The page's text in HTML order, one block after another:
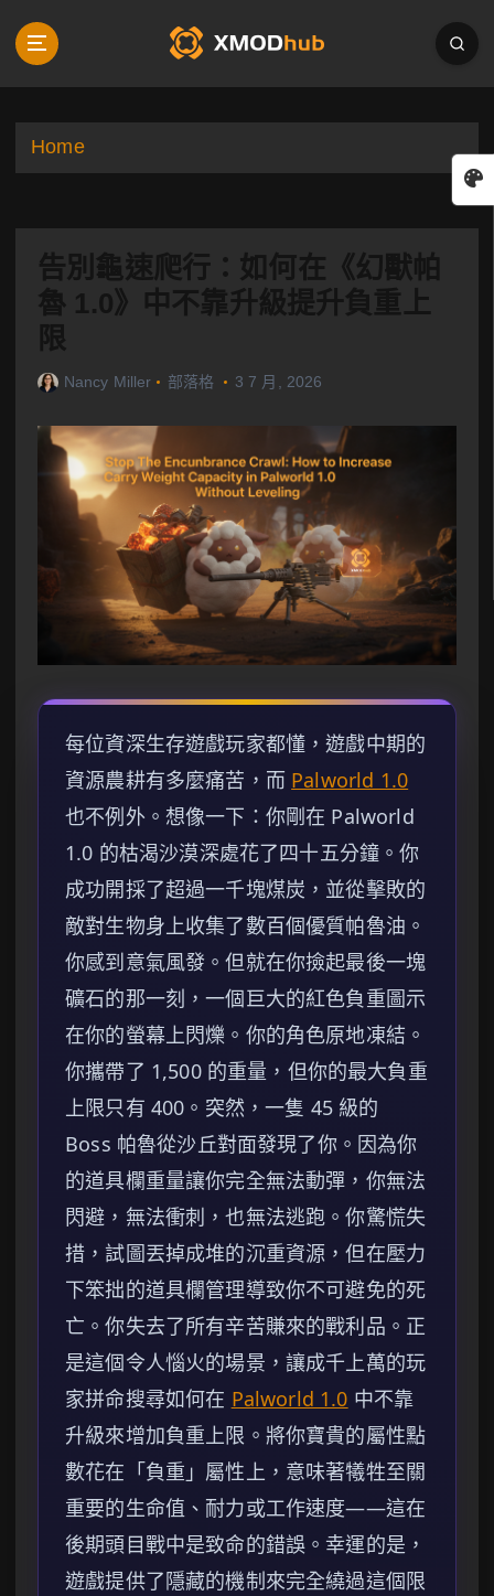
p
Home
告別龜速爬行：如何在《幻獸帕
魯 1.0》中不靠升級提升負重上
限
Nancy Miller 部落格 3 7 月, 2026
每位資深生存遊戲玩家都懂，遊戲中期的
資源農耕有多麼痛苦，而 Palworld 1.0
也不例外。想像一下：你剛在 Palworld
1.0 的枯渴沙漠深處花了四十五分鐘。你
成功開採了超過一千塊煤炭，並從擊敗的
敵對生物身上收集了數百個優質帕魯油。
你感到意氣風發。但就在你撿起最後一塊
礦石的那一刻，一個巨大的紅色負重圖示
在你的螢幕上閃爍。你的角色原地凍結。
你攜帶了 1,500 的重量，但你的最大負重
上限只有 400。突然，一隻 45 級的
Boss 帕魯從沙丘對面發現了你。因為你
的道具欄重量讓你完全無法動彈，你無法
閃避，無法衝刺，也無法逃跑。你驚慌失
措，試圖丟掉成堆的沉重資源，但在壓力
下笨拙的道具欄管理導致你不可避免的死
亡。你失去了所有辛苦賺來的戰利品。正
是這個令人惱火的場景，讓成千上萬的玩
家拼命搜尋如何在 Palworld 1.0 中不靠
升級來增加負重上限。將你寶貴的屬性點
數花在「負重」屬性上，意味著犧牲至關
重要的生命值、耐力或工作速度——這在
後期頭目戰中是致命的錯誤。幸運的是，
遊戲提供了隱藏的機制來完全繞過這個限